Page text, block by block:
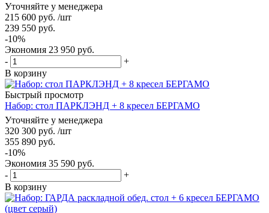
Уточняйте у менеджера
215 600 руб. /шт
239 550 руб.
-10%
Экономия 23 950 руб.
-
+
В корзину
Быстрый просмотр
Набор: стол ПАРКЛЭНД + 8 кресел БЕРГАМО
Уточняйте у менеджера
320 300 руб. /шт
355 890 руб.
-10%
Экономия 35 590 руб.
-
+
В корзину